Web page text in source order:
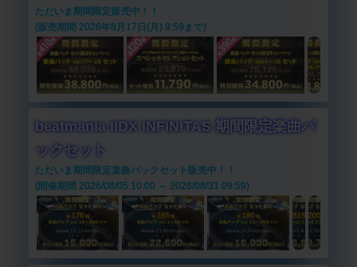
ただいま期間限定販売中！！
(販売期間 2026年8月17日(月) 9:59まで)
beatmania IIDX INFINITAS 期間限定楽曲パ
ックセット
ただいま期間限定楽曲パックセット販売中！！
(開催期間 2026/08/05 10:00 ～ 2026/08/31 09:59)